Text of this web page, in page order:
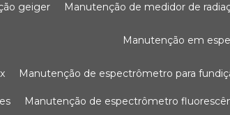
geiger manutenção de medidor de
manutenção em
manutenção de espectrômetro para
manutenção de espectrômetro